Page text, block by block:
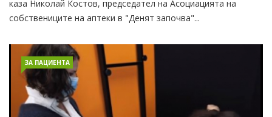
каза Николай Костов, председател на Асоциацията на
собствениците на аптеки в "Денят започва"...
ЗА ПАЦИЕНТА